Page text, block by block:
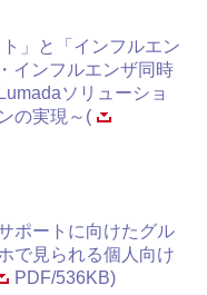
」と「インフルエン
インフルエンザ同時
ソリューショ
の実現～(
ポートに向けたグル
で見られる個人向け
PDF/536KB)